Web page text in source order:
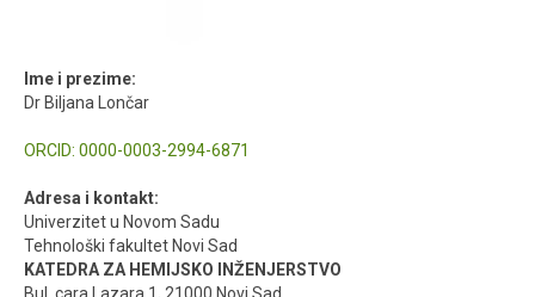
Ime i prezime:
Dr Biljana Lončar
ORCID: 0000-0003-2994-6871
Adresa i kontakt:
Univerzitet u Novom Sadu
Tehnološki fakultet Novi Sad
KATEDRA ZA HEMIJSKO INŽENJERSTVO